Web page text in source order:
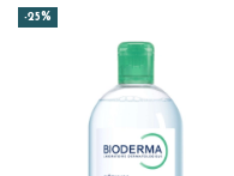
-25%